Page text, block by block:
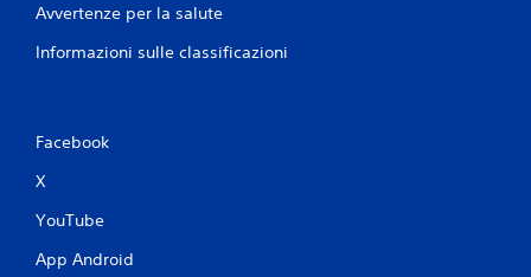
Avvertenze per la salute
Informazioni sulle classificazioni
Facebook
X
YouTube
App Android